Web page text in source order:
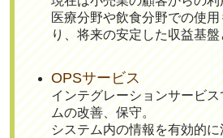
医療分野や飲食分野での使
り、将来の安定した収益基盤
OPSサービス
インテグレーションサービ
ムの改善、保守。
システム内の情報を有効的